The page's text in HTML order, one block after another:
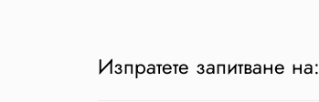
Изпратете запитване на: